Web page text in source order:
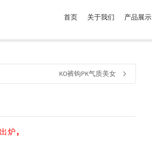
商品，品牌为 默认品牌 .
首页 关于我们 产品展示
KO裤钩PK气质美女
炉,